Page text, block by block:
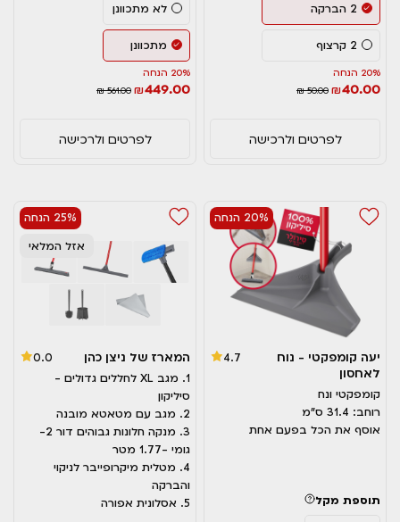
2 הברקה
2 קרצוף
20% הנחה
₪40.00
₪ 50.00
לפרטים ולרכישה
לא מתכוונן
מתכוונן
20% הנחה
₪449.00
₪ 561.00
לפרטים ולרכישה
20% הנחה
יעה קומפקטי - נוח
לאחסון
4.7
קומפקטי ונח
רוחב: 31.4 ס"מ
אוסף את הכל בפעם אחת
תוספת מקל
25% הנחה
אזל המלאי
המארז של ניצן כהן
0.0
1. מגב XL לחללים גדולים -
סיליקון
2. מגב עם מטאטא מובנה
3. מנקה חלונות גבוהים דור 2-
גומי -1.77 מטר
4. מטלית מיקרופייבר לניקוי
והברקה
5. אסלונית אפורה